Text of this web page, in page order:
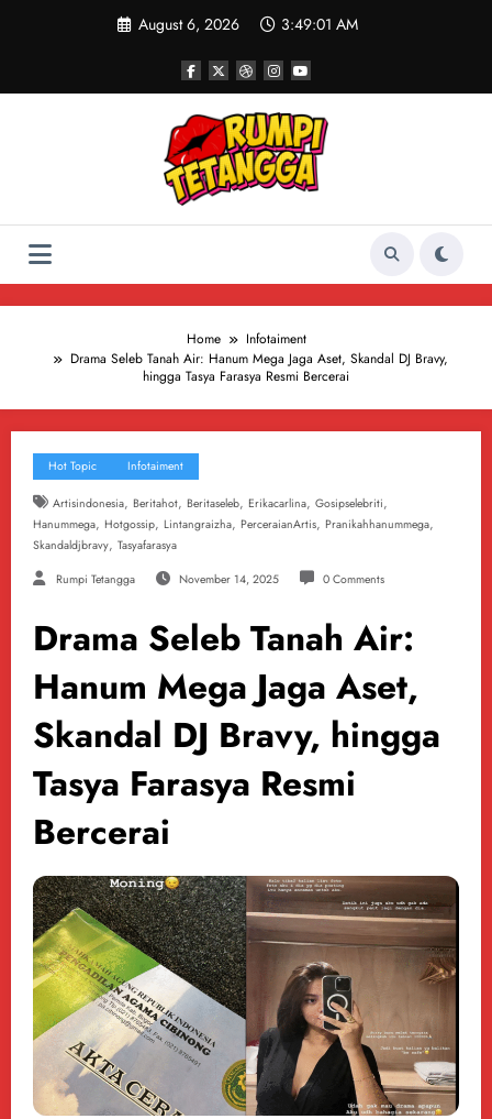
August 6, 2026 3:49:02 AM
Home
Infotaiment
Drama Seleb Tanah Air: Hanum Mega Jaga Aset, Skandal DJ Bravy,
hingga Tasya Farasya Resmi Bercerai
Hot Topic Infotaiment
Artisindonesia, Beritahot, Beritaseleb, Erikacarlina, Gosipselebriti,
Hanummega, Hotgossip, Lintangraizha, PerceraianArtis, Pranikahhanummega,
Skandaldjbravy, Tasyafarasya
Rumpi Tetangga November 14, 2025 0 Comments
Drama Seleb Tanah Air:
Hanum Mega Jaga Aset,
Skandal DJ Bravy, hingga
Tasya Farasya Resmi
Bercerai